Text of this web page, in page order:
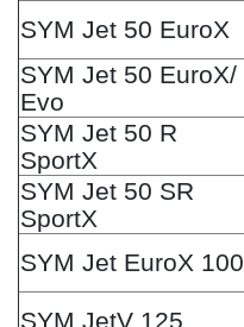
SYM Jet 50 EuroX
SYM Jet 50 EuroX/
Evo
SYM Jet 50 R
SportX
SYM Jet 50 SR
SportX
SYM Jet EuroX 100
SYM JetV 125